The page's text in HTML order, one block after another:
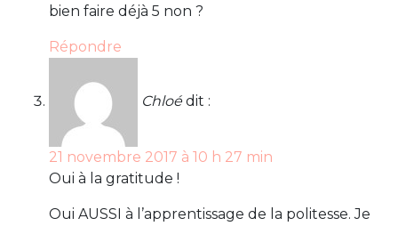
bien faire déjà 5 non ?
Répondre
Chloé dit :
21 novembre 2017 à 10 h 27 min
Oui à la gratitude !
Oui AUSSI à l’apprentissage de la politesse. Je